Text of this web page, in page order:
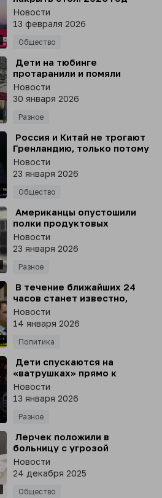
станет банкетом для
американского народа»
Новости
13 февраля 2026
Общество
⁣ Дети на тюбинге
протаранили и помяли
машину во Владивостоке
Новости
30 января 2026
Разное
⁣ Россия и Китай не трогают
Гренландию, только потому
что боятся Америку, - вице-
президент США Вэнс
Новости
23 января 2026
Общество
⁣ Американцы опустошили
полки продуктовых
магазинов - они боятся
надвигающейся снежной
Новости
23 января 2026
Разное
⁣ В течение ближайших 24
часов станет известно,
сколько протестующих
погибло в Иране, - Трамп
Новости
14 января 2026
Политика
⁣ Дети спускаются на
«ватрушках» прямо к
проезжей части в
Подмосковье
Новости
13 января 2026
Разное
⁣ Лерчек положили в
больницу с угрозой
выкидыша на шестом
месяце беременности
Новости
24 декабря 2025
Общество